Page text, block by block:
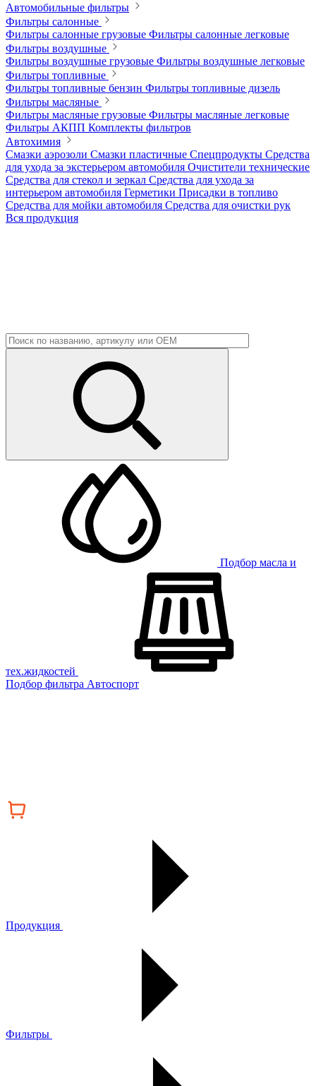
Автомобильные фильтры
Фильтры салонные
Фильтры салонные грузовые Фильтры салонные легковые
Фильтры воздушные
Фильтры воздушные грузовые Фильтры воздушные легковые
Фильтры топливные
Фильтры топливные бензин Фильтры топливные дизель
Фильтры масляные
Фильтры масляные грузовые Фильтры масляные легковые
Фильтры АКПП Комплекты фильтров
Автохимия
Смазки аэрозоли Смазки пластичные Спецпродукты Средства
для ухода за экстерьером автомобиля Очистители технические
Средства для стекол и зеркал Средства для ухода за
интерьером автомобиля Герметики Присадки в топливо
Средства для мойки автомобиля Средства для очистки рук
Вся продукция
Подбор масла и
тех.жидкостей
Подбор фильтра Автоспорт
Продукция
Фильтры